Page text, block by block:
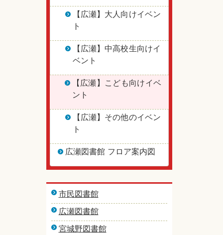
【広瀬】大人向けイベン
ト
【広瀬】中高校生向けイ
ベント
【広瀬】こども向けイベ
ント
【広瀬】その他のイベン
ト
広瀬図書館 フロア案内図
市民図書館
広瀬図書館
宮城野図書館